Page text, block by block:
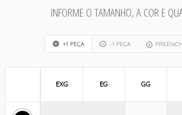
INFORME O TAMANHO, A COR E
+1 PEÇA -1 PEÇA
EXG EG GG